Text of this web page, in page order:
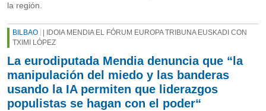
la región.
BILBAO
| IDOIA MENDIA EL FÓRUM EUROPA TRIBUNA EUSKADI CON
TXIMI LÓPEZ
La eurodiputada Mendia denuncia que “la
manipulación del miedo y las banderas
usando la IA permiten que liderazgos
populistas se hagan con el poder“